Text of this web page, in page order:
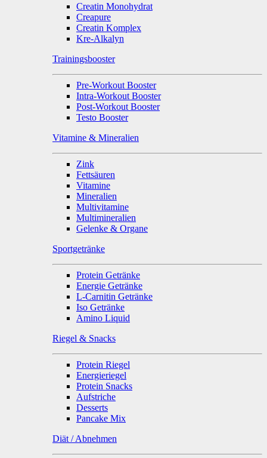
Creatin Monohydrat
Creapure
Creatin Komplex
Kre-Alkalyn
Trainingsbooster
Pre-Workout Booster
Intra-Workout Booster
Post-Workout Booster
Testo Booster
Vitamine & Mineralien
Zink
Fettsäuren
Vitamine
Mineralien
Multivitamine
Multimineralien
Gelenke & Organe
Sportgetränke
Protein Getränke
Energie Getränke
L-Carnitin Getränke
Iso Getränke
Amino Liquid
Riegel & Snacks
Protein Riegel
Energieriegel
Protein Snacks
Aufstriche
Desserts
Pancake Mix
Diät / Abnehmen